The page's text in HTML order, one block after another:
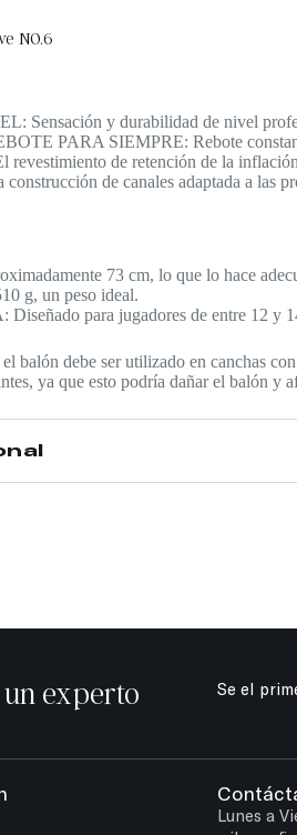
NO.6
Sensación y durabilidad de nivel
PARA SIEMPRE: Rebote
de retención de la inflación
de canales adaptada a las
73 cm, lo que lo hace
g, un peso ideal.
para jugadores de entre 12 y
balón debe ser utilizado en canchas
ya que esto podría dañar el balón
experto Se el
Lunes a